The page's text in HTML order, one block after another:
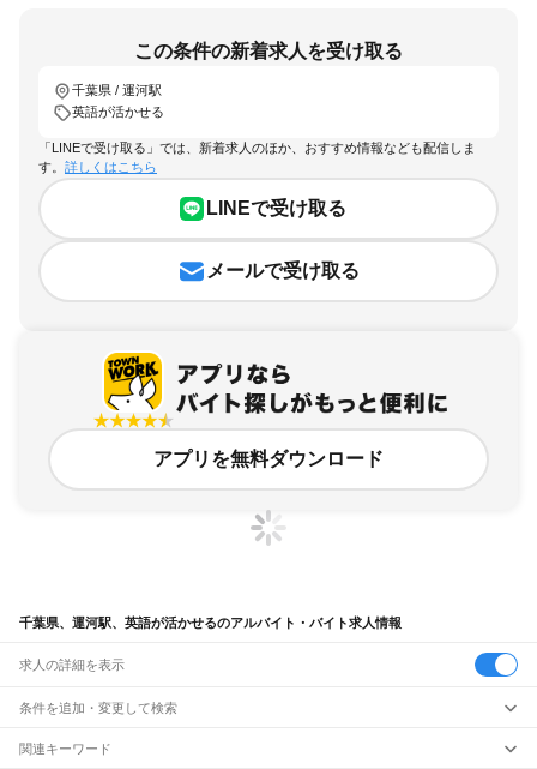
この条件の新着求人を受け取る
千葉県 / 運河駅
英語が活かせる
「LINEで受け取る」では、新着求人のほか、おすすめ情報なども配信しま
す。 詳しくはこちら
LINEで受け取る
メールで受け取る
アプリを無料ダウンロード
千葉県、運河駅、英語が活かせるのアルバイト・バイト求人情報
求人の詳細を表示
条件を追加・変更して検索
市区町村を追加・変更
関連キーワード